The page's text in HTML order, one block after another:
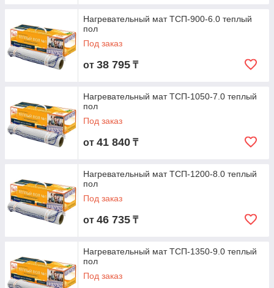
Нагревательный мат ТСП-900-6.0 теплый
пол
Под заказ
от 38 795 ₸
Нагревательный мат ТСП-1050-7.0 теплый
пол
Под заказ
от 41 840 ₸
Нагревательный мат ТСП-1200-8.0 теплый
пол
Под заказ
от 46 735 ₸
Нагревательный мат ТСП-1350-9.0 теплый
пол
Под заказ